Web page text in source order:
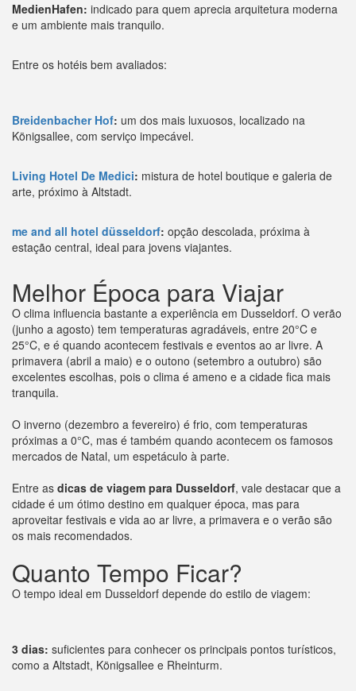
MedienHafen: indicado para quem aprecia arquitetura moderna
e um ambiente mais tranquilo.
Entre os hotéis bem avaliados:
Breidenbacher Hof: um dos mais luxuosos, localizado na
Königsallee, com serviço impecável.
Living Hotel De Medici: mistura de hotel boutique e galeria de
arte, próximo à Altstadt.
me and all hotel düsseldorf: opção descolada, próxima à
estação central, ideal para jovens viajantes.
Melhor Época para Viajar
O clima influencia bastante a experiência em Dusseldorf. O verão
(junho a agosto) tem temperaturas agradáveis, entre 20°C e
25°C, e é quando acontecem festivais e eventos ao ar livre. A
primavera (abril a maio) e o outono (setembro a outubro) são
excelentes escolhas, pois o clima é ameno e a cidade fica mais
tranquila.
O inverno (dezembro a fevereiro) é frio, com temperaturas
próximas a 0°C, mas é também quando acontecem os famosos
mercados de Natal, um espetáculo à parte.
Entre as dicas de viagem para Dusseldorf, vale destacar que a
cidade é um ótimo destino em qualquer época, mas para
aproveitar festivais e vida ao ar livre, a primavera e o verão são
os mais recomendados.
Quanto Tempo Ficar?
O tempo ideal em Dusseldorf depende do estilo de viagem:
3 dias: suficientes para conhecer os principais pontos turísticos,
como a Altstadt, Königsallee e Rheinturm.